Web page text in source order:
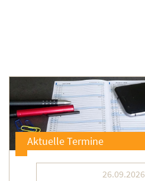
Aktuelle Termine
26.09.2026